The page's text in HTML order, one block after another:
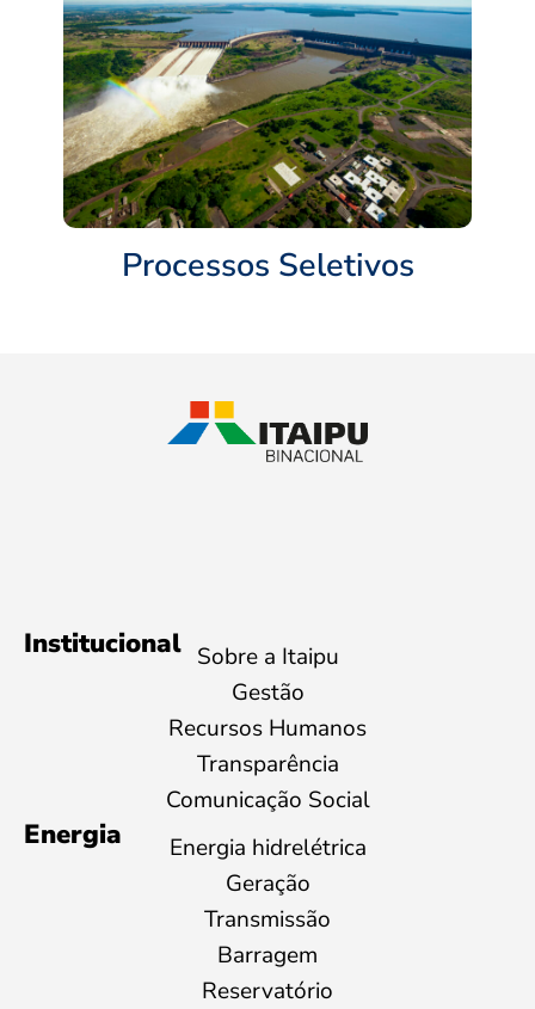
Processos Seletivos
Institucional Sobre a Itaipu
Gestão
Recursos Humanos
Transparência
Comunicação Social
Energia
Energia hidrelétrica
Geração
Transmissão
Barragem
Reservatório